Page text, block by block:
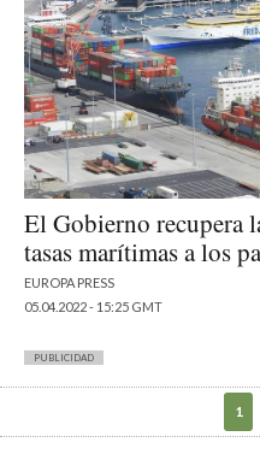
El Gobierno recupera
tasas marítimas a los
EUROPA PRESS
05.04.2022 - 15:25 GMT
PUBLICIDAD
1